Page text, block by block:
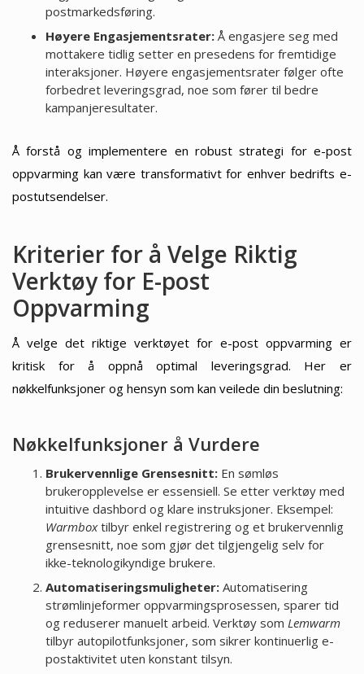
postmarkedsføring.
Høyere Engasjementsrater:Å engasjere seg med
mottakere tidlig setter en presedens for fremtidige
interaksjoner. Høyere engasjementsrater følger ofte
forbedret leveringsgrad, noe som fører til bedre
kampanjeresultater.
Å forstå og implementere en robust strategi for e-post
oppvarming kan være transformativt for enhver bedrifts e-
postutsendelser.
Kriterier for å Velge Riktig
Verktøy for E-post
Oppvarming
Å velge det riktige verktøyet for e-post oppvarming er
kritisk for å oppnå optimal leveringsgrad. Her er
nøkkelfunksjoner og hensyn som kan veilede din beslutning:
Nøkkelfunksjoner å Vurdere
Brukervennlige Grensesnitt:En sømløs
brukeropplevelse er essensiell. Se etter verktøy med
intuitive dashbord og klare instruksjoner. Eksempel:
Warmboxtilbyr enkel registrering og et brukervennlig
grensesnitt, noe som gjør det tilgjengelig selv for
ikke-teknologikyndige brukere.
Automatiseringsmuligheter:Automatisering
strømlinjeformer oppvarmingsprosessen, sparer tid
og reduserer manuelt arbeid. Verktøy som Lemwarm
tilbyr autopilotfunksjoner, som sikrer kontinuerlig e-
postaktivitet uten konstant tilsyn.